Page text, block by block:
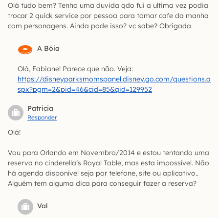
Olá tudo bem? Tenho uma duvida qdo fui a ultima vez podia
trocar 2 quick service por pessoa para tomar cafe da manha
com personagens. Ainda pode isso? vc sabe? Obrigada
A Bóia
Olá, Fabiane! Parece que não. Veja:
https://disneyparksmomspanel.disney.go.com/questions.a
spx?pgm=2&pid=46&cid=85&qid=129952
Patricia
Responder
Olá!
Vou para Orlando em Novembro/2014 e estou tentando uma
reserva no cinderella’s Royal Table, mas esta impossível. Não
há agenda disponível seja por telefone, site ou aplicativo..
Alguém tem alguma dica para conseguir fazer a reserva?
Val